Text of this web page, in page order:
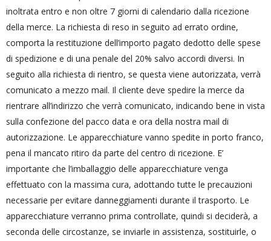
inoltrata entro e non oltre 7 giorni di calendario dalla ricezione
della merce. La richiesta di reso in seguito ad errato ordine,
comporta la restituzione dell’importo pagato dedotto delle spese
di spedizione e di una penale del 20% salvo accordi diversi. In
seguito alla richiesta di rientro, se questa viene autorizzata, verrà
comunicato a mezzo mail. Il cliente deve spedire la merce da
rientrare all’indirizzo che verrà comunicato, indicando bene in vista
sulla confezione del pacco data e ora della nostra mail di
autorizzazione. Le apparecchiature vanno spedite in porto franco,
pena il mancato ritiro da parte del centro di ricezione. E’
importante che l’imballaggio delle apparecchiature venga
effettuato con la massima cura, adottando tutte le precauzioni
necessarie per evitare danneggiamenti durante il trasporto. Le
apparecchiature verranno prima controllate, quindi si deciderà, a
seconda delle circostanze, se inviarle in assistenza, sostituirle, o